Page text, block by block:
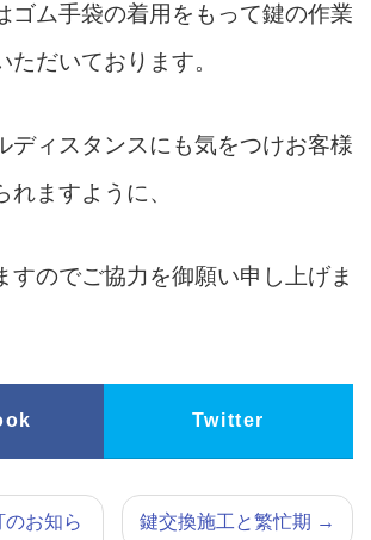
ゴム手袋の着用をもって鍵の作業
ただいております。
ディスタンスにも気をつけお客様
ますように、
すのでご協力を御願い申し上げま
Twitter
のお知ら 鍵交換施工と繁忙期 →